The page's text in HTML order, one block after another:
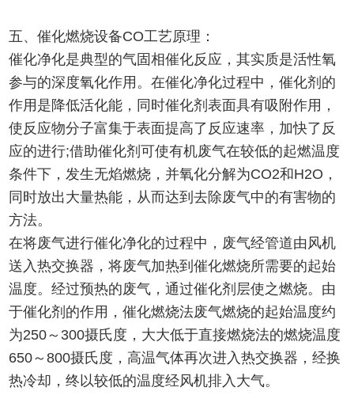
五、催化燃烧设备CO工艺原理：
催化净化是典型的气固相催化反应，其实质是活性氧
参与的深度氧化作用。在催化净化过程中，催化剂的
作用是降低活化能，同时催化剂表面具有吸附作用，
使反应物分子富集于表面提高了反应速率，加快了反
应的进行;借助催化剂可使有机废气在较低的起燃温度
条件下，发生无焰燃烧，并氧化分解为CO2和H2O，
同时放出大量热能，从而达到去除废气中的有害物的
方法。
在将废气进行催化净化的过程中，废气经管道由风机
送入热交换器，将废气加热到催化燃烧所需要的起始
温度。经过预热的废气，通过催化剂层使之燃烧。由
于催化剂的作用，催化燃烧法废气燃烧的起始温度约
为250～300摄氏度，大大低于直接燃烧法的燃烧温度
650～800摄氏度，高温气体再次进入热交换器，经换
热冷却，终以较低的温度经风机排入大气。